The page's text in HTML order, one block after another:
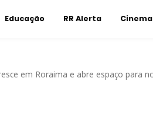
Educação RR Alerta
em Roraima e abre espaço para